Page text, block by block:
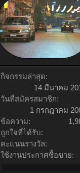
กิจกรรมล่าสุด:
14 มีนาคม
วันที่สมัครสมาชิก:
1 กรกฎาคม
ข้อความ:
ถูกใจที่ได้รับ:
คะแนนรางวัล:
ใช้งานประกาศซื้อขาย: